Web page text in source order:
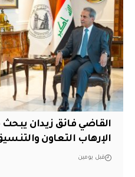
القاضي فائق زيدان
الإرهاب التعاون
قبل يومين